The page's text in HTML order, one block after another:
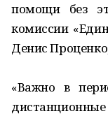
помощи без
комиссии
Денис
«Важно в